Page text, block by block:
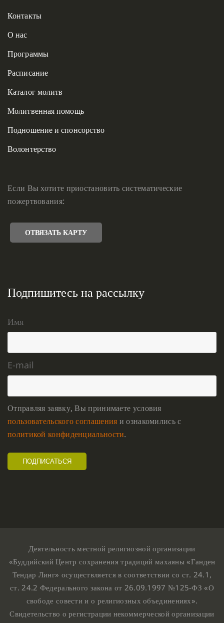
Контакты
О нас
Программы
Расписание
Каталог молитв
Молитвенная помощь
Подношение и спонсорство
Волонтерство
Если Вы хотите приостановить систематические
пожертвования:
ОТВЯЗАТЬ КАРТУ
Подпишитесь на рассылку
Имя
E-mail
Отправляя заявку, Вы принимаете условия
пользовательского соглашения и ознакомились с
политикой конфиденциальности.
Деятельность местной религиозной организации
«Буддийский Центр сохранения традиций махаяны «Ганден
Тендар Линг» осуществляется в соответствии со ст. 24.1,
ст. 24.2 Федерального закона от 26.09.1997 №125-ФЗ «О
свободе совести и о религиозных объединениях».
Свидетельство о регистрации некоммерческой организации